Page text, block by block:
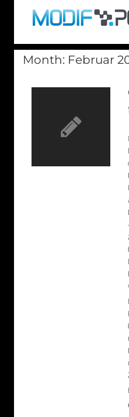
Month: Februar